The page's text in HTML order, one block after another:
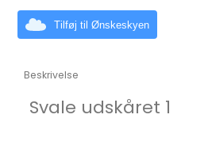
Tilføj til Ønskeskyen
Beskrivelse
Svale udskåret 1